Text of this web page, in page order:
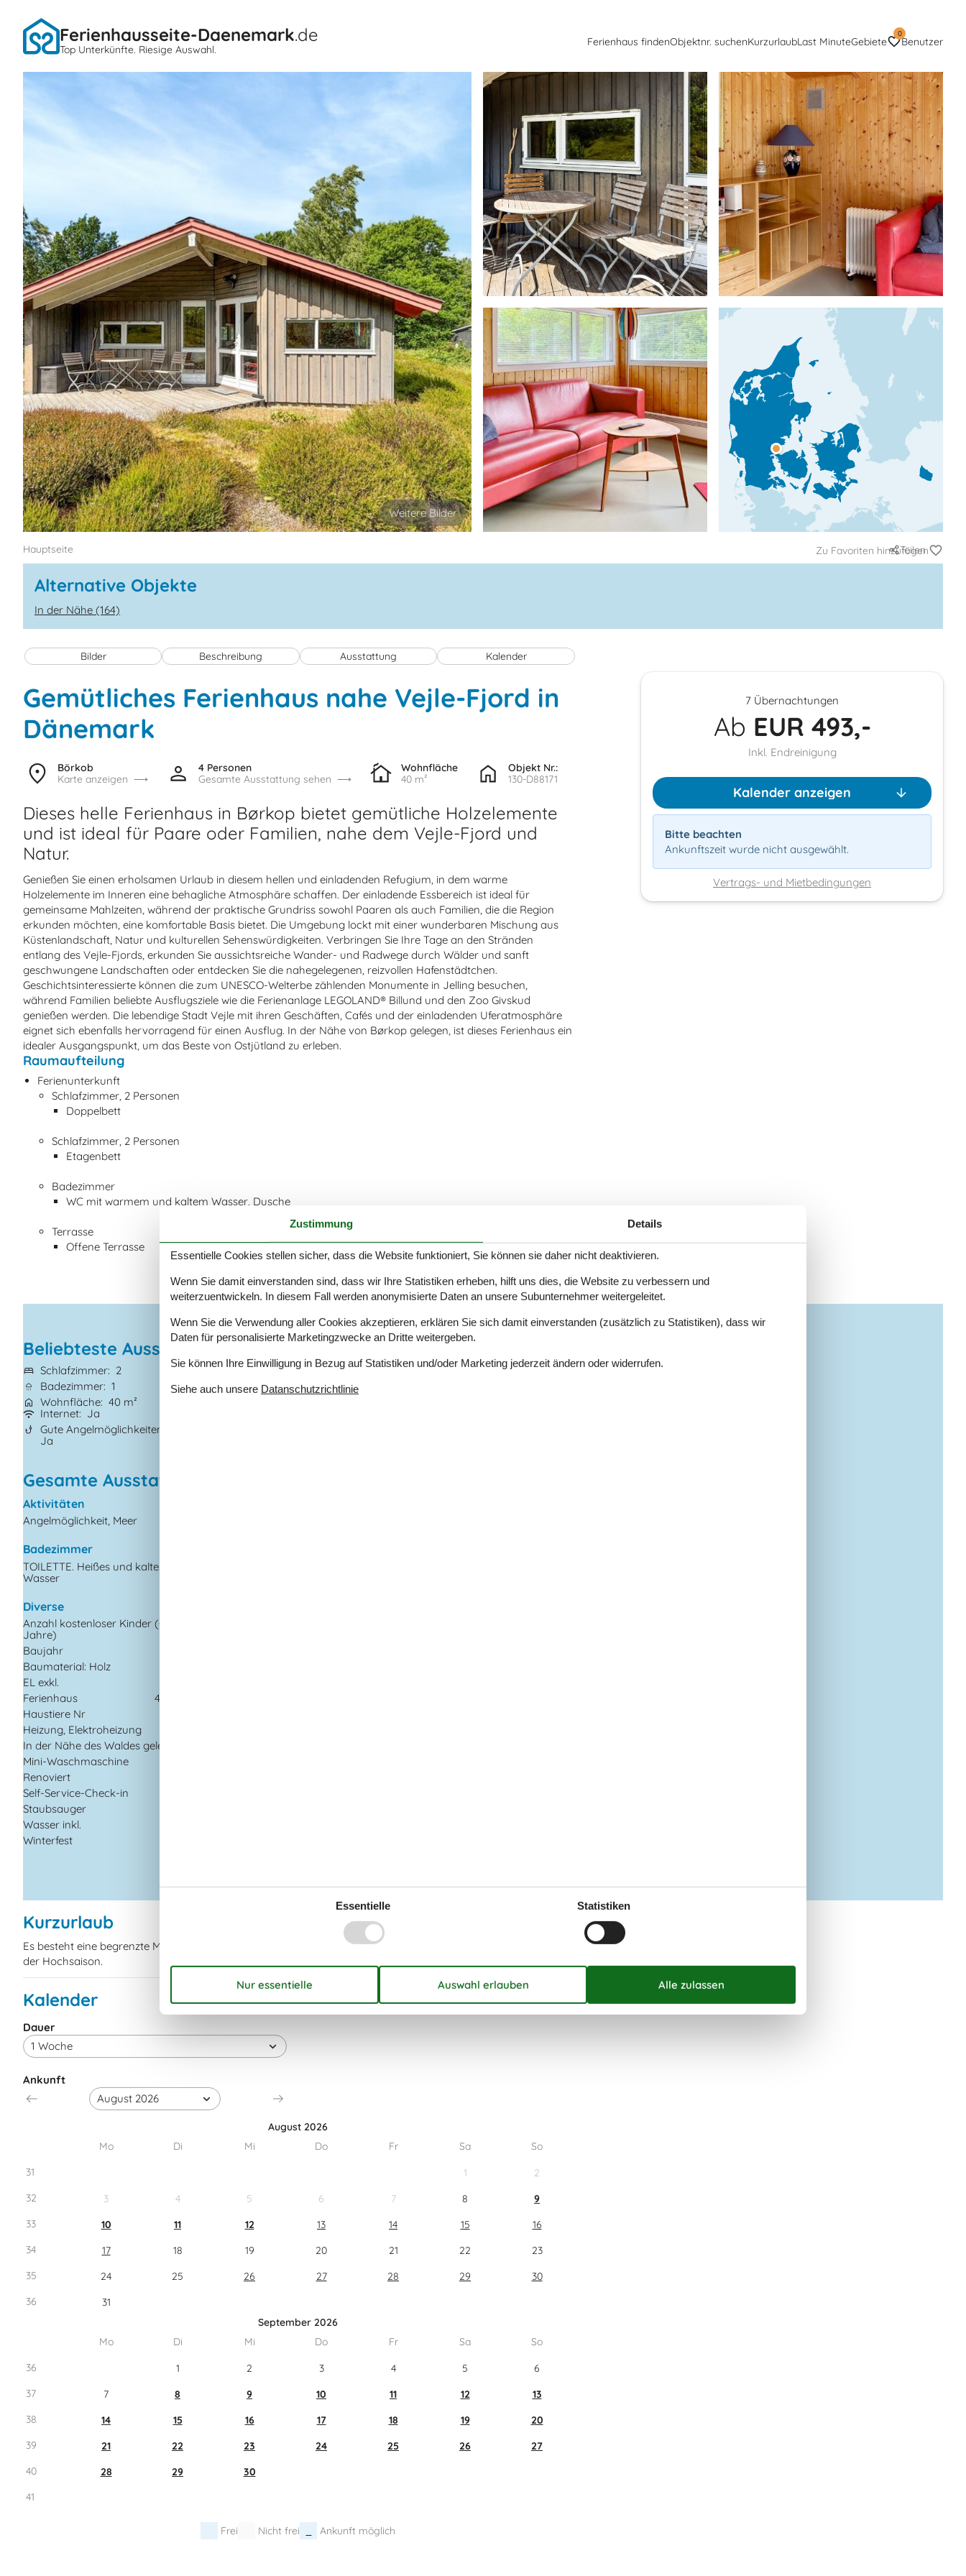
Ferienhausseite-Daenemark.de
Top Unterkünfte. Riesige Auswahl.
Ferienhaus findenObjektnr. suchenKurzurlaubLast MinuteGebiete
0
Benutzer
Hauptseite Zu Favoriten hinzufügen
Teilen
Alternative Objekte
In der Nähe (164)
Bilder Beschreibung Ausstattung Kalender
Gemütliches Ferienhaus nahe Vejle-Fjord in
Dänemark
Börkob
Karte anzeigen
4 Personen
Gesamte Ausstattung sehen
Wohnfläche
40 m²
Objekt Nr.:
130-D88171
Dieses helle Ferienhaus in Børkop bietet gemütliche Holzelemente
und ist ideal für Paare oder Familien, nahe dem Vejle-Fjord und
Natur.
Genießen Sie einen erholsamen Urlaub in diesem hellen und einladenden Refugium, in dem warme
Holzelemente im Inneren eine behagliche Atmosphäre schaffen. Der einladende Essbereich ist ideal für
gemeinsame Mahlzeiten, während der praktische Grundriss sowohl Paaren als auch Familien, die die Region
erkunden möchten, eine komfortable Basis bietet. Die Umgebung lockt mit einer wunderbaren Mischung aus
Küstenlandschaft, Natur und kulturellen Sehenswürdigkeiten. Verbringen Sie Ihre Tage an den Stränden
entlang des Vejle-Fjords, erkunden Sie aussichtsreiche Wander- und Radwege durch Wälder und sanft
geschwungene Landschaften oder entdecken Sie die nahegelegenen, reizvollen Hafenstädtchen.
Geschichtsinteressierte können die zum UNESCO-Welterbe zählenden Monumente in Jelling besuchen,
während Familien beliebte Ausflugsziele wie die Ferienanlage LEGOLAND® Billund und den Zoo Givskud
genießen werden. Die lebendige Stadt Vejle mit ihren Geschäften, Cafés und der einladenden Uferatmosphäre
eignet sich ebenfalls hervorragend für einen Ausflug. In der Nähe von Børkop gelegen, ist dieses Ferienhaus ein
idealer Ausgangspunkt, um das Beste von Ostjütland zu erleben.
Raumaufteilung
Ferienunterkunft
Schlafzimmer, 2 Personen
Doppelbett
Schlafzimmer, 2 Personen
Etagenbett
Badezimmer
WC mit warmem und kaltem Wasser, Dusche
Terrasse
Offene Terrasse
Beliebteste Ausstattungen
Schlafzimmer
2
Badezimmer 1
Wohnfläche 40 m²
Grundstück
926 m²
Haustiere Nicht erlaubt
Entfernung Wasser
240 m
Internet
Ja
Gute Angelmöglichkeiten
Ja
Gesamte Ausstattung
Aktivitäten
Angelmöglichkeit, Meer
Badezimmer
TOILETTE. Heißes und kaltes
Wasser
Diverse
Anzahl kostenloser Kinder (<4
Jahre)
Baujahr
Baumaterial: Holz
EL exkl.
Ferienhaus
40 m²
Haustiere Nr
Heizung, Elektroheizung
In der Nähe des Waldes gelegen
Mini-Waschmaschine
Renoviert
Self-Service-Check-in
Staubsauger
Wasser inkl.
Winterfest
Kurzurlaub
Es besteht eine begrenzte Möglichkeit das ganze Jahr einen Kurzurlaub zu machen, typischerweise außerhalb
der Hochsaison.
Kalender
Ankunft
August 2026
Mo
Di Mi Do Fr Sa
So
31
1
2
32
3 4 5 6 7 8
9
33
10 11 12 13 14 15
16
34
17 18 19 20 21 22
23
35
24 25 26 27 28 29
30
36
31
September 2026
Mo
Di Mi Do Fr Sa
So
36
1 2 3 4 5
6
37
7 8 9 10 11 12
13
38
14 15 16 17 18 19
20
39
21 22 23 24 25 26
27
40
28 29
30
41
Frei Nicht frei Ankunft möglich
Dauer
7 Übernachtungen
Ab EUR 493,-
Inkl. Endreinigung
Kalender anzeigen
Bitte beachten
Ankunftszeit wurde nicht ausgewählt.
Vertrags- und Mietbedingungen
Zustimmung Details
Essentielle Cookies stellen sicher, dass die Website funktioniert, Sie können sie daher nicht deaktivieren.
Wenn Sie damit einverstanden sind, dass wir Ihre Statistiken erheben, hilft uns dies, die Website zu verbessern und
weiterzuentwickeln. In diesem Fall werden anonymisierte Daten an unsere Subunternehmer weitergeleitet.
Wenn Sie die Verwendung aller Cookies akzeptieren, erklären Sie sich damit einverstanden (zusätzlich zu Statistiken), dass wir
Daten für personalisierte Marketingzwecke an Dritte weitergeben.
Sie können Ihre Einwilligung in Bezug auf Statistiken und/oder Marketing jederzeit ändern oder widerrufen.
Siehe auch unsere Datanschutzrichtlinie
Essentielle Statistiken